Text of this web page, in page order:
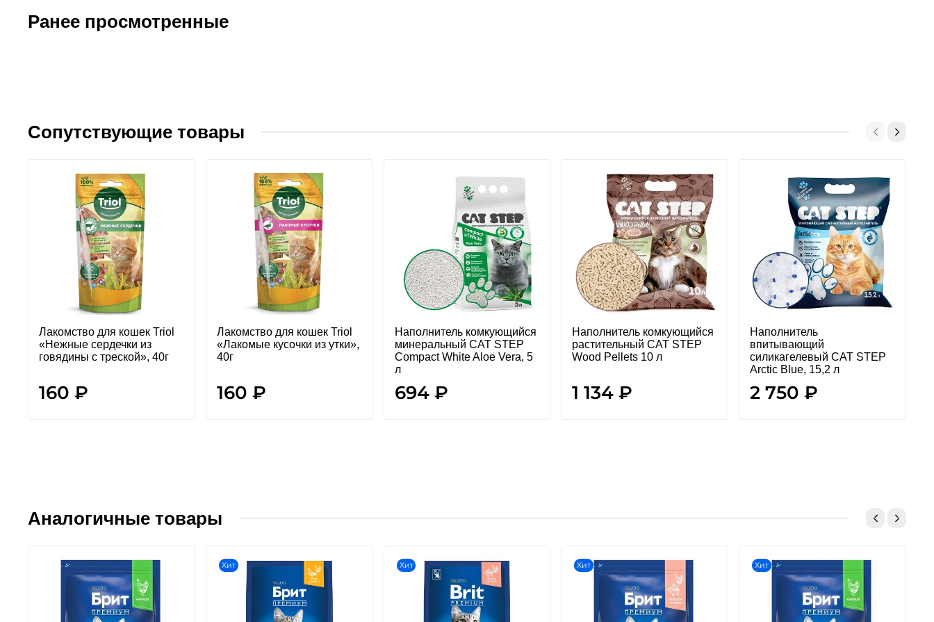
Ранее просмотренные
Сопутствующие товары
Лакомство для кошек Triol
«Нежные сердечки из
говядины с треской», 40г
160 ₽
Лакомство для кошек Triol
«Лакомые кусочки из утки»,
40г
160 ₽
Наполнитель комкующийся
минеральный CAT STEP
Compact White Aloe Vera, 5
л
694 ₽
Наполнитель комкующийся
растительный CAT STEP
Wood Pellets 10 л
1 134 ₽
Наполнитель
впитывающий
силикагелевый CAT STEP
Arctic Blue, 15,2 л
2 750 ₽
Аналогичные товары
Хит Хит Хит Хит